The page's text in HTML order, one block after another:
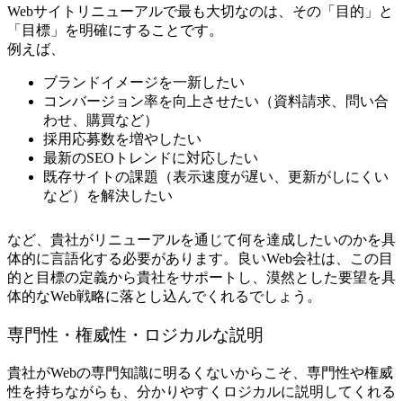
Webサイトリニューアルで最も大切なのは、その「目的」と
「目標」を明確にすることです。
例えば、
ブランドイメージを一新したい
コンバージョン率を向上させたい（資料請求、問い合
わせ、購買など）
採用応募数を増やしたい
最新のSEOトレンドに対応したい
既存サイトの課題（表示速度が遅い、更新がしにくい
など）を解決したい
など、貴社がリニューアルを通じて何を達成したいのかを具
体的に言語化する必要があります。良いWeb会社は、この目
的と目標の定義から貴社をサポートし、漠然とした要望を具
体的なWeb戦略に落とし込んでくれるでしょう。
専門性・権威性・ロジカルな説明
貴社がWebの専門知識に明るくないからこそ、専門性や権威
性を持ちながらも、分かりやすくロジカルに説明してくれる